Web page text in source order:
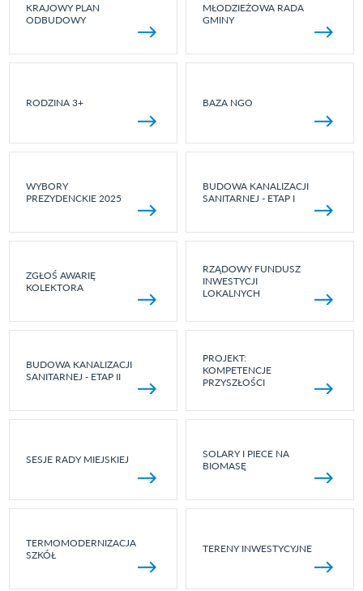
KRAJOWY PLAN
ODBUDOWY
MŁODZIEŻOWA RADA
GMINY
RODZINA 3+ BAZA NGO
WYBORY
PREZYDENCKIE 2025
BUDOWA KANALIZACJI
SANITARNEJ - ETAP I
ZGŁOŚ AWARIĘ
KOLEKTORA
RZĄDOWY FUNDUSZ
INWESTYCJI
LOKALNYCH
BUDOWA KANALIZACJI
SANITARNEJ - ETAP II
PROJEKT:
KOMPETENCJE
PRZYSZŁOŚCI
SESJE RADY MIEJSKIEJ
SOLARY I PIECE NA
BIOMASĘ
TERMOMODERNIZACJA
SZKÓŁ
TERENY INWESTYCYJNE